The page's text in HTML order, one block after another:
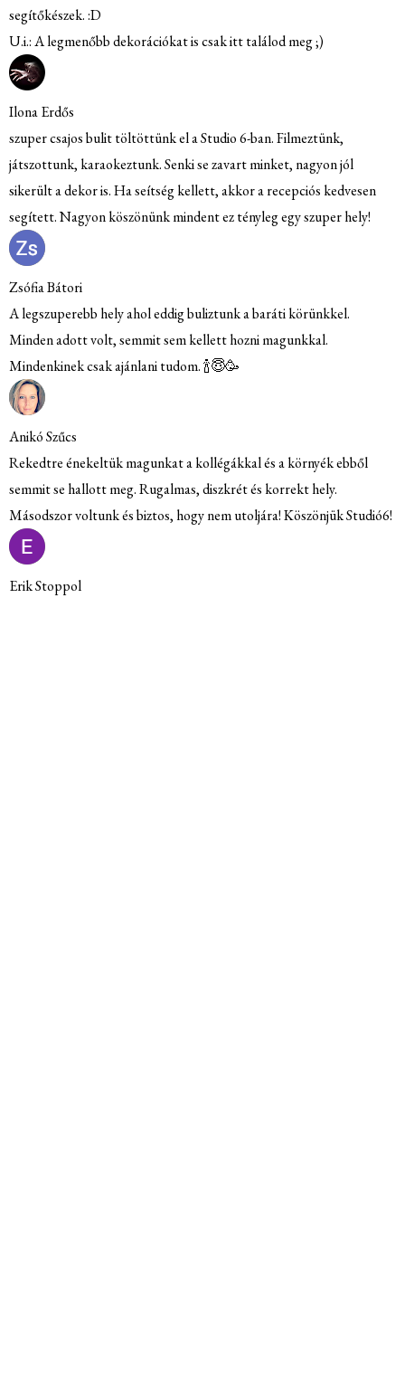
:D
A legmenőbb dekorációkat is csak itt találod meg ;)
Erdős
csajos bulit töltöttünk el a Studio 6-ban. Filmeztünk,
karaokeztunk. Senki se zavart minket, nagyon jól
a dekor is. Ha seítség kellett, akkor a recepciós kedvesen
Nagyon köszönünk mindent ez tényleg egy szuper hely!
Bátori
hely ahol eddig buliztunk a baráti körünkkel.
adott volt, semmit sem kellett hozni magunkkal.
csak ajánlani tudom. 🍾😇🥳
Szűcs
énekeltük magunkat a kollégákkal és a környék ebből
se hallott meg. Rugalmas, diszkrét és korrekt hely.
voltunk és biztos, hogy nem utoljára! Köszönjük Studió6!
Stoppol